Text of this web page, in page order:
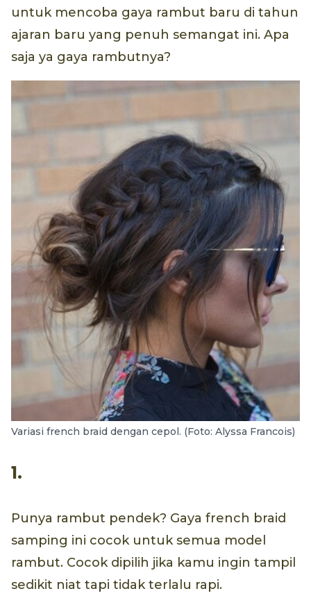
untuk mencoba gaya rambut baru di tahun
ajaran baru yang penuh semangat ini. Apa
saja ya gaya rambutnya?
Variasi french braid dengan cepol. (Foto: Alyssa Francois)
1.
Punya rambut pendek? Gaya french braid
samping ini cocok untuk semua model
rambut. Cocok dipilih jika kamu ingin tampil
sedikit niat tapi tidak terlalu rapi.